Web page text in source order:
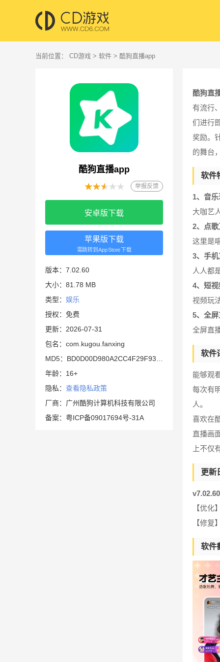
当前位置： CD游戏 > 软件 > 酷狗直播app
酷狗直播app
举报反馈
安卓版下载
苹果版下载
需跳转到AppStore下载
版本：7.02.60
大小：81.78 MB
类型： 娱乐
授权：免费
更新：2026-07-31
包名：com.kugou.fanxing
年龄：16+
隐私： 查看隐私政策
厂商：广州酷狗计算机科技有限公司
备案：粤ICP备09017694号-31A
酷狗直
有流行
们进行
奖励。
的舞台
软件
1、音
大咖艺
2、点
这里是
3、手
人人都
4、短视
视频玩
5、全
全屏直
软件
能够观
每次有
人。
喜欢在
直播画
上不仅
更新
【优化
【修复
软件